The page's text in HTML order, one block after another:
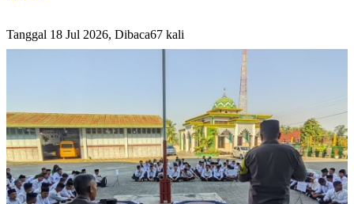
Tanggal 18 Jul 2026, Dibaca67 kali